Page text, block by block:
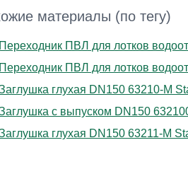
материалы (по тегу)
Переходник ПВЛ для лотков
Переходник ПВЛ для лотков
глухая DN150 63210-М
с выпуском DN150
глухая DN150 63211-М